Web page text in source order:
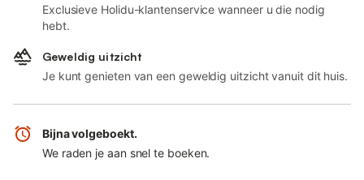
Exclusieve Holidu-klantenservice wanneer u die nodig
hebt.
Geweldig uitzicht
Je kunt genieten van een geweldig uitzicht vanuit dit huis.
Bijna volgeboekt.
We raden je aan snel te boeken.